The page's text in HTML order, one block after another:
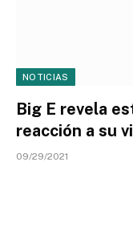
NOTICIAS
Big E revela
reacción a su
09/29/2021